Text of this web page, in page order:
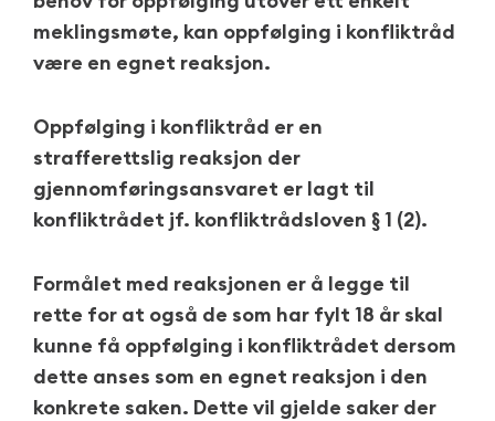
meklingsmøte, kan oppfølging i konfliktråd
være en egnet reaksjon.
Oppfølging i konfliktråd er en
strafferettslig reaksjon der
gjennomføringsansvaret er lagt til
konfliktrådet jf. konfliktrådsloven § 1 (2).
Formålet med reaksjonen er å legge til
rette for at også de som har fylt 18 år skal
kunne få oppfølging i konfliktrådet dersom
dette anses som en egnet reaksjon i den
konkrete saken. Dette vil gjelde saker der